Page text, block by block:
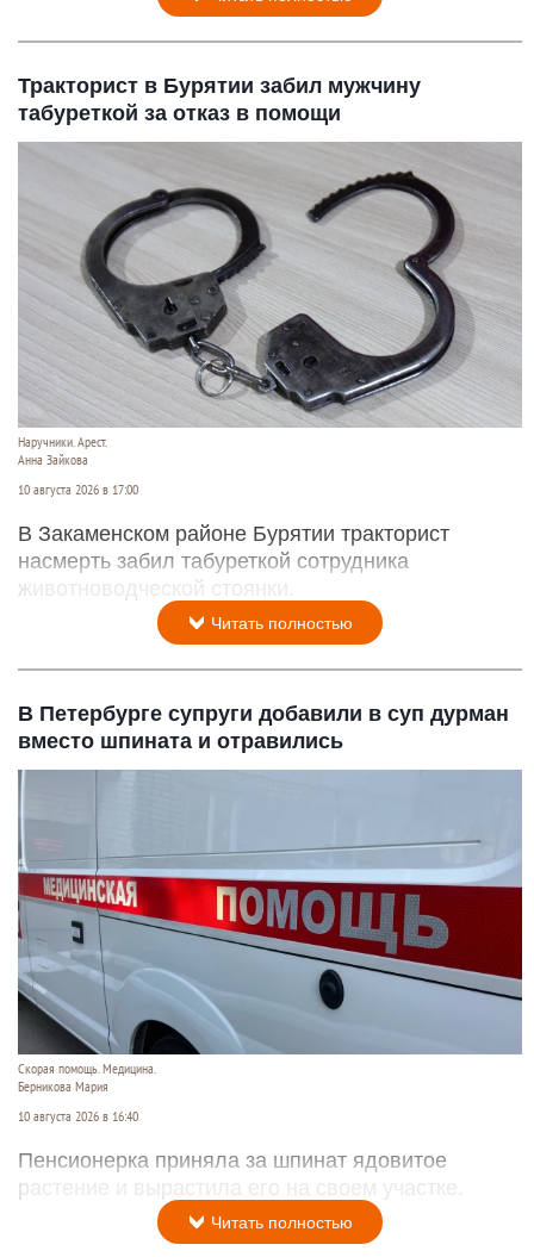
Тракторист в Бурятии забил мужчину
табуреткой за отказ в помощи
Наручники. Арест.
Анна Зайкова
10 августа 2026 в 17:00
В Закаменском районе Бурятии тракторист
насмерть забил табуреткой сотрудника
животноводческой стоянки.
Читать полностью
В Петербурге супруги добавили в суп дурман
вместо шпината и отравились
Скорая помощь. Медицина.
Берникова Мария
10 августа 2026 в 16:40
Пенсионерка приняла за шпинат ядовитое
растение и вырастила его на своем участке.
Читать полностью